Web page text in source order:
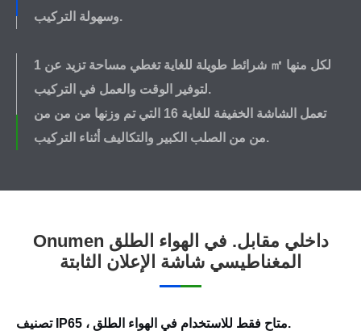
وسهولة التركيب.
شرائط طويلة للغاية تغطي مساحة تزيد عن 1 ㎡ لكل منها
لتوفير الوقت والعمل في التركيب.
تعمل الشاشة الخفيفة للغاية 16 التي تم وزنها من من من
من من الصلب الكبير والتكاليف أثناء التركيب.
Onumen داخلي مقابل. في الهواء الطلق
المغناطيسي شاشة الإعلان الثابتة
تصنيف IP65 ، متاح فقط للاستخدام في الهواء الطلق.